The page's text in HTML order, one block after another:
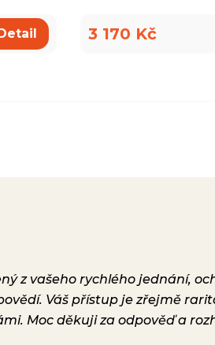
3 170 Kč
z vašeho rychlého jednání,
Váš přístup je zřejmě
Moc děkuji za odpověď a